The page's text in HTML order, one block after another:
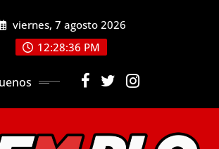
viernes, 7 agosto 2026
12:28:37 PM